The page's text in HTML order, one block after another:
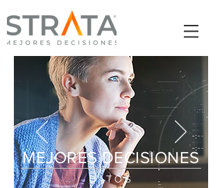
MEJORES DECISIONES
DATOS